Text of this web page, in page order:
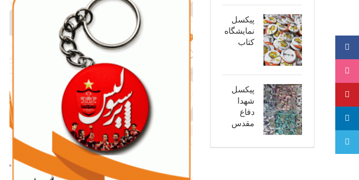
پیکسل
نمایشگاه
کتاب
پیکسل
شهدا
دفاع
مقدس
فیسبوک
اینستاگرام
پینترست
لینکدین
تلگرام